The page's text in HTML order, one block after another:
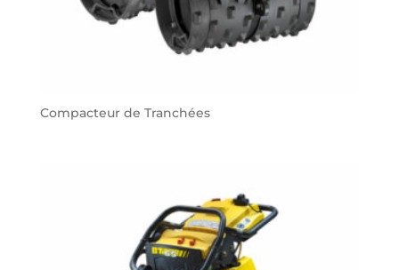
Compacteur de Tranchées